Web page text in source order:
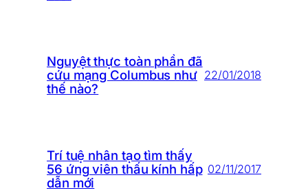
Nguyệt thực toàn phần đã
cứu mạng Columbus như
thế nào?
22/01/2018
Trí tuệ nhân tạo tìm thấy
56 ứng viên thấu kính hấp
dẫn mới
02/11/2017